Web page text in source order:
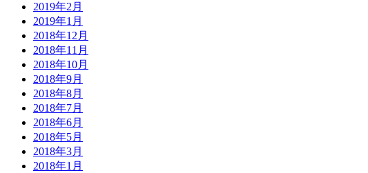
2019年2月
2019年1月
2018年12月
2018年11月
2018年10月
2018年9月
2018年8月
2018年7月
2018年6月
2018年5月
2018年3月
2018年1月